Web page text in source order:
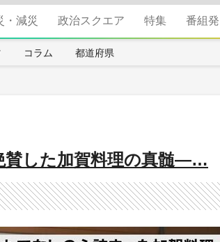
・減災 政治スクエア 特集 番組発
コラム 都道府県
賛した加賀料理の真髄—…